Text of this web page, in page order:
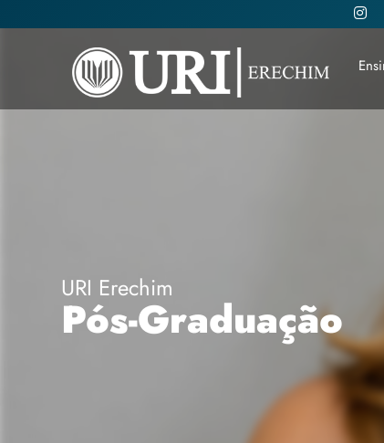
URI Erechim
Pós-Graduação